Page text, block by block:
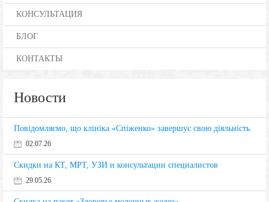
КОНСУЛЬТАЦИЯ
БЛОГ
КОНТАКТЫ
Новости
Повідомляємо, що клініка «Спіженко» завершує свою діяльність.
02.07.26
Скидки на КТ, МРТ, УЗИ и консультации специалистов
29.05.26